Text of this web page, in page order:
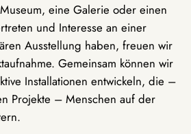
eine Galerie oder einen
und Interesse an einer
Ausstellung haben, freuen wir
Gemeinsam können wir
Installationen entwickeln, die –
Projekte – Menschen auf der